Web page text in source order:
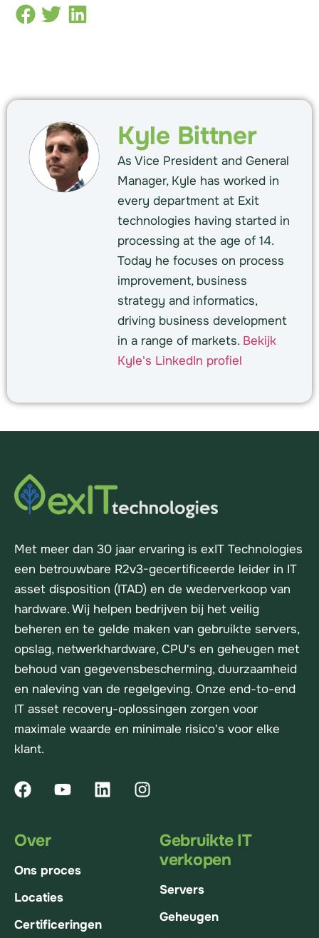
Kyle Bittner
As Vice President and General
Manager, Kyle has worked in
every department at Exit
technologies having started in
processing at the age of 14.
Today he focuses on process
improvement, business
strategy and informatics,
driving business development
in a range of markets. Bekijk
Kyle's LinkedIn profiel
Met meer dan 30 jaar ervaring is exIT Technologies
een betrouwbare R2v3-gecertificeerde leider in IT
asset disposition (ITAD) en de wederverkoop van
hardware. Wij helpen bedrijven bij het veilig
beheren en te gelde maken van gebruikte servers,
opslag, netwerkhardware, CPU's en geheugen met
behoud van gegevensbescherming, duurzaamheid
en naleving van de regelgeving. Onze end-to-end
IT asset recovery-oplossingen zorgen voor
maximale waarde en minimale risico's voor elke
klant.
Over
Ons proces
Locaties
Certificeringen
Gebruikte IT
verkopen
Servers
Geheugen